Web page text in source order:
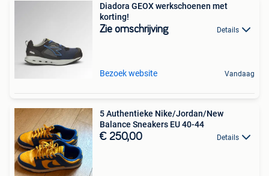
Diadora GEOX werkschoenen met
korting!
Zie omschrijving Details
Bezoek website Vandaag
5 Authentieke Nike/Jordan/New
Balance Sneakers EU 40-44
€ 250,00 Details